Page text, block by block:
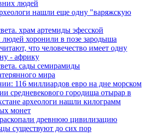
людей
нашли еще одну "варяжскую
храм артемиды эфесской
хоронили в позе зародыша
что человечество имеет одну
- африку
сады семирамиды
мира
116 миллиардов евро на дне морском
средневекового городища отырар в
археологи нашли килограмм
монет
древнюю цивилизацию
существуют до сих пор